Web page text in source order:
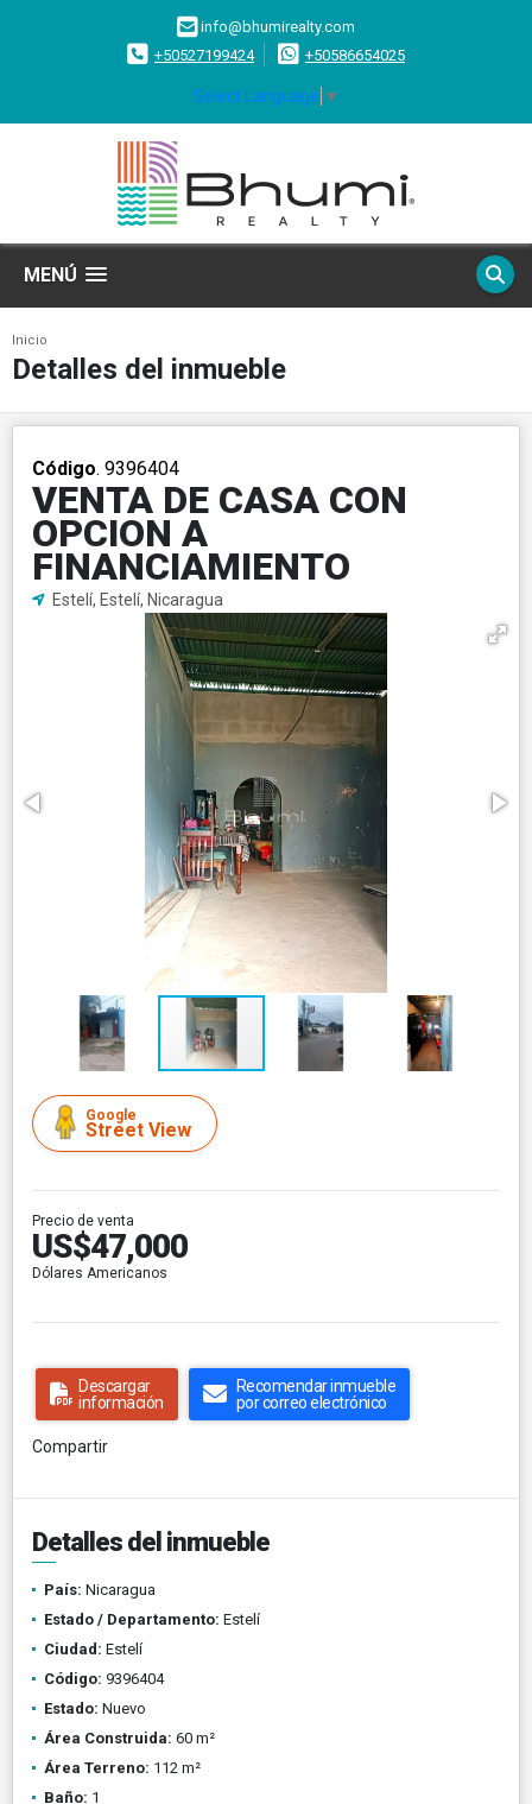
info@bhumirealty.com
+50527199424
+50586654025
Select Language ▼
MENÚ
Inicio
Detalles del inmueble
Código. 9396404
VENTA DE CASA CON
OPCION A
FINANCIAMIENTO
Estelí, Estelí, Nicaragua
Google
Street View
Precio de venta
US$47,000
Dólares Americanos
Descargar
información
Recomendar inmueble
por correo electrónico
Compartir
Detalles del inmueble
País: Nicaragua
Estado / Departamento: Estelí
Ciudad: Estelí
Código: 9396404
Estado: Nuevo
Área Construida: 60 m²
Área Terreno: 112 m²
Baño: 1